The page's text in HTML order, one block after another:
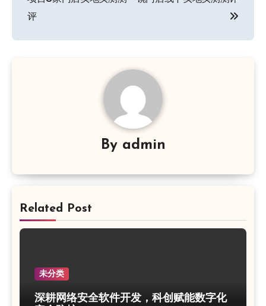
导
航
评
By admin
Related Post
未分类
深耕网络安全软件开发，科创赋能数字化